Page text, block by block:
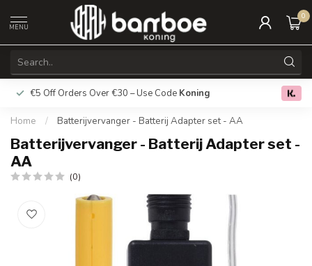
MENU
0
€5 Off Orders Over €30 – Use Code Koning Free
Home / Batterijvervanger - Batterij Adapter set - AA
Batterijvervanger - Batterij Adapter set -
AA
(0)